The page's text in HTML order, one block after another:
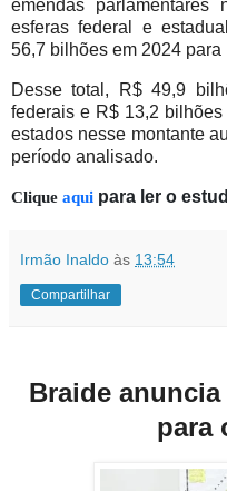
emendas
esferas federal e
56,7 bilhões em 2024
Desse total, R$ 49,9
federais e R$ 13,2
estados nesse montante
período analisado.
Clique aqui para ler o
Irmão Inaldo às 13:54
Compartilhar
Braide
para